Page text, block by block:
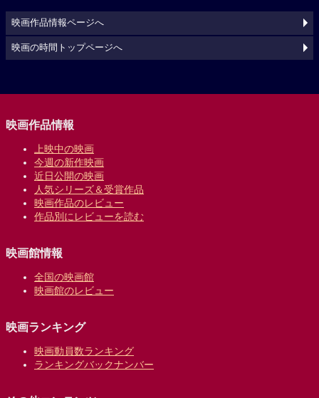
映画作品情報ページへ
映画の時間トップページへ
映画作品情報
上映中の映画
今週の新作映画
近日公開の映画
人気シリーズ＆受賞作品
映画作品のレビュー
作品別にレビューを読む
映画館情報
全国の映画館
映画館のレビュー
映画ランキング
映画動員数ランキング
ランキングバックナンバー